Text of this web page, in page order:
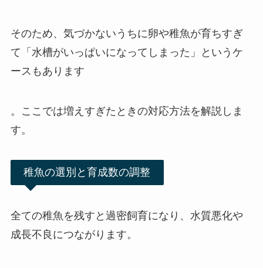
そのため、気づかないうちに卵や稚魚が育ちすぎ
て「水槽がいっぱいになってしまった」というケ
ースもあります
。ここでは増えすぎたときの対応方法を解説しま
す。
稚魚の選別と育成数の調整
全ての稚魚を残すと過密飼育になり、水質悪化や
成長不良につながります。